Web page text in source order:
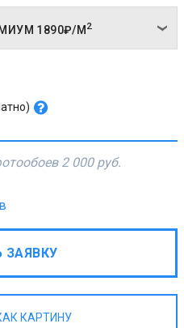
1890₽/М 2
2 000 руб.
ЗАЯВКУ
КАРТИНУ